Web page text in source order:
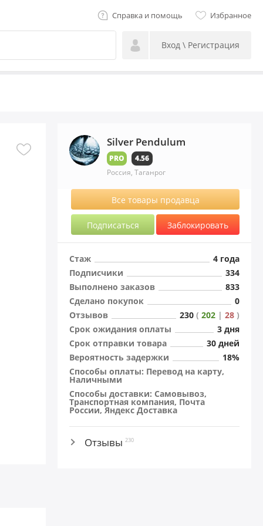
Справка и помощь Избранное
Вход \ Регистрация
Silver Pendulum
PRO
4.56
Россия, Таганрог
Все товары продавца
Подписаться Заблокировать
Стаж
4 года
334
Подписчики
833
Выполнено заказов
0
Сделано покупок
230 ( 202 | 28 )
Отзывов
Cрок ожидания оплаты
3 дня
Cрок отправки товара
30 дней
18%
Вероятность задержки
Способы оплаты: Перевод на карту,
Наличными
Способы доставки: Самовывоз,
Транспортная компания, Почта
России, Яндекс Доставка
Отзывы 230